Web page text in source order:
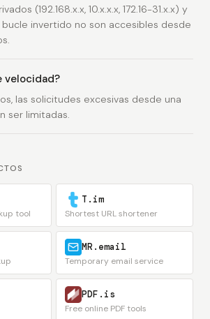
(192.168.x.x, 10.x.x.x, 172.16-31.x.x) y
invertido no son accesibles desde
velocidad?
las solicitudes excesivas desde una
ser limitadas.
tool
T.im
Shortest URL shortener
MR.email
Temporary email service
PDF.is
Free online PDF tools